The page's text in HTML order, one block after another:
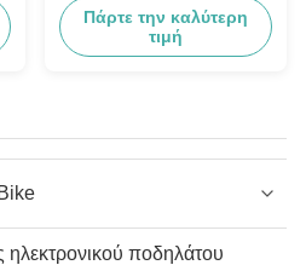
Πάρτε την καλύτερη
τιμή
ηλεκτρονικού ποδηλάτου